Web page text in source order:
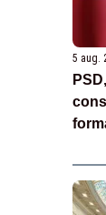
5 aug.